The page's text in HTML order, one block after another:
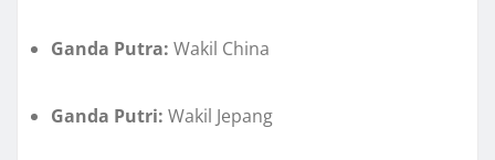
Ganda Putra: Wakil China
Ganda Putri: Wakil Jepang